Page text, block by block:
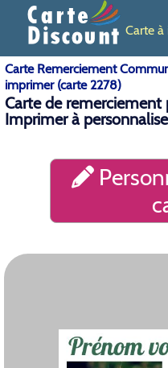
Carte
Carte Remerciement
imprimer (carte 2278)
Carte de
Imprimer à